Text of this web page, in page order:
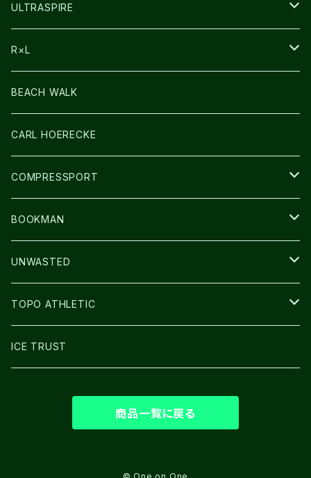
HEADLAMP
ULTRASPIRE
BAG
LIGHT
R×L
SOCKS・LEGWARMER
アームカバー
GLOVE
BEACH WALK
CARL HOERECKE
COMPRESSPORT
CAP/HAT
BAG
BOOKMAN
LIGHT
UNWASTED
GLOVE
TOPO ATHLETIC
SHOES
ICE TRUST
商品一覧に戻る